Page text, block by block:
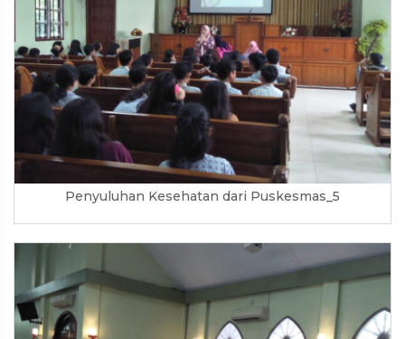
Penyuluhan Kesehatan dari Puskesmas_5